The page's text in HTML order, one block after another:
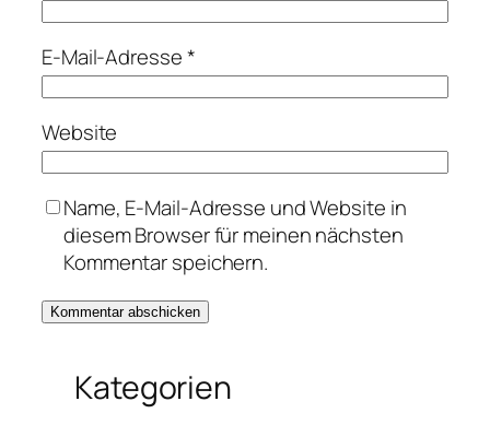
E-Mail-Adresse*
Website
Name, E-Mail-Adresse und Website in
diesem Browser für meinen nächsten
Kommentar speichern.
Kategorien